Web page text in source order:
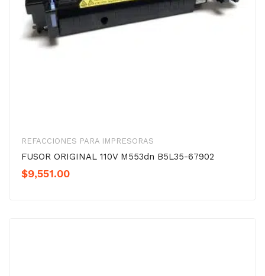
REFACCIONES PARA IMPRESORAS
FUSOR ORIGINAL 110V M553dn B5L35-67902
$9,551.00